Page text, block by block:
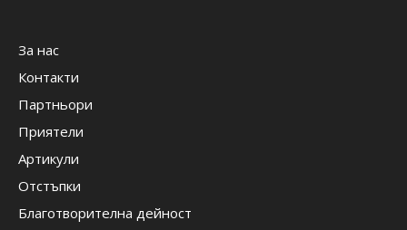
За нас
Контакти
Партньори
Приятели
Артикули
Отстъпки
Благотворителна дейност